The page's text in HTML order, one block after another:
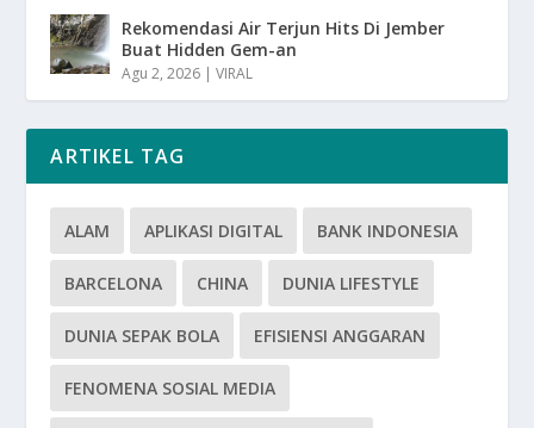
Rekomendasi Air Terjun Hits Di Jember
Buat Hidden Gem-an
Agu 2, 2026 |VIRAL
ARTIKEL TAG
ALAM APLIKASI DIGITAL BANK INDONESIA
BARCELONA CHINA DUNIA LIFESTYLE
DUNIA SEPAK BOLA EFISIENSI ANGGARAN
FENOMENA SOSIAL MEDIA